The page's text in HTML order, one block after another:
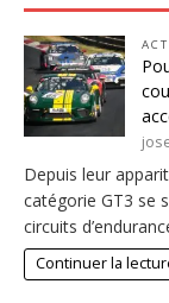
Depuis leur
catégorie GT3 se
circuits
Continuer la